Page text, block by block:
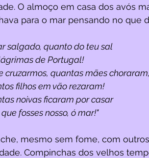
O almoço em casa dos avós
para o mar pensando no que
salgado, quanto do teu sal
de Portugal!
cruzarmos, quantas mães
filhos em vão rezaram!
noivas ficaram por casar
fosses nosso, ó mar!"
mesmo sem fome, com
Compinchas dos velhos